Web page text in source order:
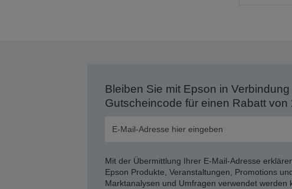
Bleiben Sie mit Epson in
Gutscheincode für einen Rabatt von
Mit der Übermittlung Ihrer E-Mail-Adresse
Epson Produkte, Veranstaltungen, Promotions
Marktanalysen und Umfragen verwendet